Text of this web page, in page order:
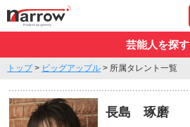
芸能人を探す
トップ> ビッグアップル > 所属タレント一覧
長島 琢磨